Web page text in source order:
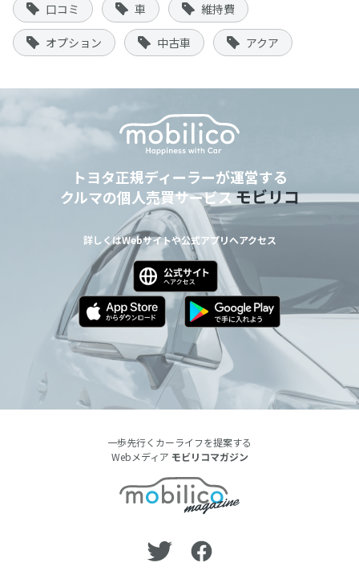
口コミ 車 維持費
オプション 中古車 アクア
トヨタ正規ディーラーが運営する
クルマの個人売買サービスモビリコ
詳しくはWebサイトや公式アプリへアクセス
一歩先行くカーライフを提案する
Webメディア モビリコマガジン